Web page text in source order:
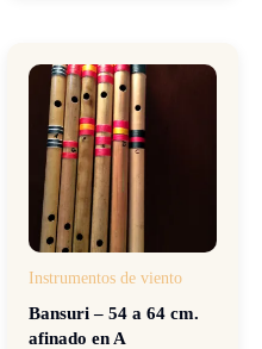
Instrumentos de viento
Bansuri – 54 a 64 cm.
afinado en A